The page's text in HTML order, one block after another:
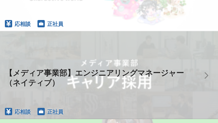
応相談 正社員
【メディア事業部】エンジニアリングマネージャー
（ネイティブ）
応相談 正社員